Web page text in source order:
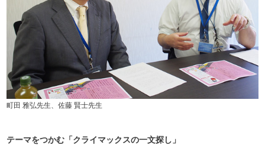
町田 雅弘先生、佐藤 賢士先生
テーマをつかむ「クライマックスの一文探し」